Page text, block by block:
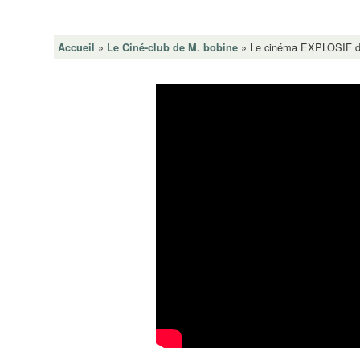
Accueil » Le Ciné-club de M. bobine » Le cinéma EXPLOSIF